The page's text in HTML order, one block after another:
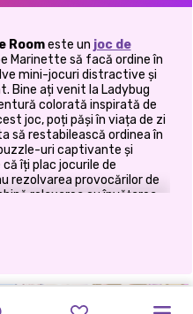
Roomeste un joc de
Marinette să facă ordine în
mini-jocuri distractive și
Bine ați venit la Ladybug
colorată inspirată de
joc, poți păși în viața de zi
să restabilească ordinea în
uri captivante și
îți plac jocurile de
rezolvarea provocărilor de
relaxarea cu învățarea
Marinette
poți călători prin diferite
o notă de supereroină.